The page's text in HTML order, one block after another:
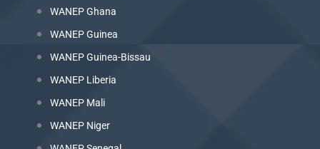
WANEP Ghana
WANEP Guinea
WANEP Guinea-Bissau
WANEP Liberia
WANEP Mali
WANEP Niger